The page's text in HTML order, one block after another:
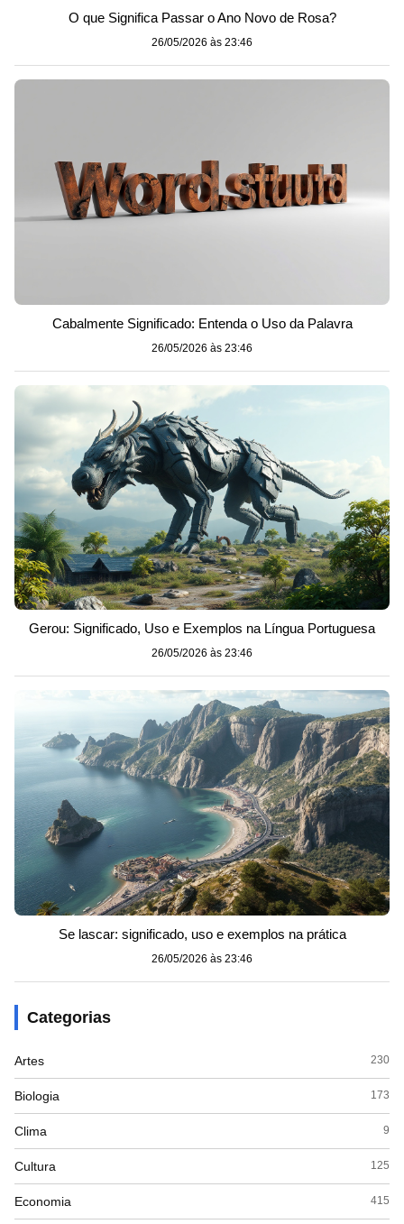
O que Significa Passar o Ano Novo de Rosa?
26/05/2026 às 23:46
Cabalmente Significado: Entenda o Uso da Palavra
26/05/2026 às 23:46
Gerou: Significado, Uso e Exemplos na Língua Portuguesa
26/05/2026 às 23:46
Se lascar: significado, uso e exemplos na prática
26/05/2026 às 23:46
Categorias
Artes 230
Biologia 173
Clima 9
Cultura 125
Economia 415